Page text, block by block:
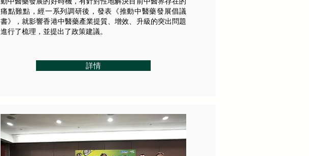
痛點難點，經一系列調研後，發表《推動中醫藥發展倡議
書》，就影響香港中醫藥產業提質、增效、升級的突出問題
進行了梳理，並提出了政策建議。
詳情